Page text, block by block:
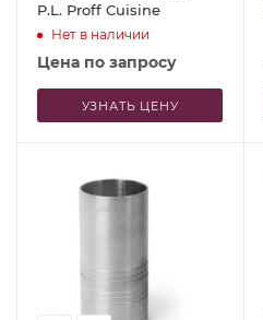
P.L. Proff Cuisine
Нет в наличии
Цена по запросу
УЗНАТЬ ЦЕНУ